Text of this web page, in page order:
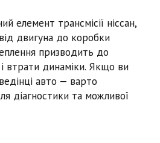
елемент трансмісії ніссан,
двигуна до коробки
призводить до
втрати динаміки. Якщо ви
авто — варто
діагностики та можливої